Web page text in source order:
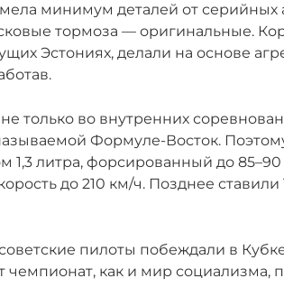
минимум деталей от серийных
тормоза — оригинальные.
Эстониях, делали на основе
не только во внутренних
Формуле-Восток.
1,3 литра, форсированный до
до 210 км/ч. Позднее ставили
пилоты побеждали в
чемпионат, как и мир социализма,